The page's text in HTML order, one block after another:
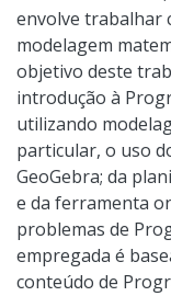
envolve trabalhar
modelagem
objetivo deste
introdução à
utilizando
particular, o uso
GeoGebra; da
e da ferramenta
problemas de
empregada é
conteúdo de